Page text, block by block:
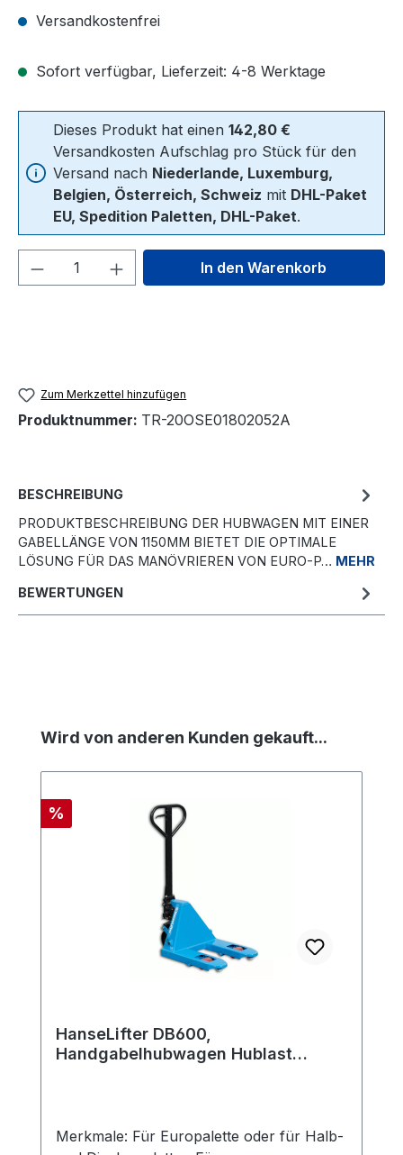
Versandkostenfrei
Sofort verfügbar, Lieferzeit: 4-8 Werktage
Dieses Produkt hat einen 142,80 €
Versandkosten Aufschlag pro Stück für den
Versand nach Niederlande, Luxemburg,
Belgien, Österreich, Schweiz mit DHL-Paket
EU, Spedition Paletten, DHL-Paket.
Produkt Anzahl: Gib denIn den Warenkorb
Zum Merkzettel hinzufügen
Produktnummer: TR-20OSE01802052A
BESCHREIBUNG
PRODUKTBESCHREIBUNG DER HUBWAGEN MIT EINER
GABELLÄNGE VON 1150MM BIETET DIE OPTIMALE
LÖSUNG FÜR DAS MANÖVRIEREN VON EURO-P… MEHR
BEWERTUNGEN
Produktgalerie überspringen
Wird von anderen Kunden gekauft...
Rabatt
%
HanseLifter DB600,
Handgabelhubwagen Hublast
Merkmale: Für Europalette oder für Halb-